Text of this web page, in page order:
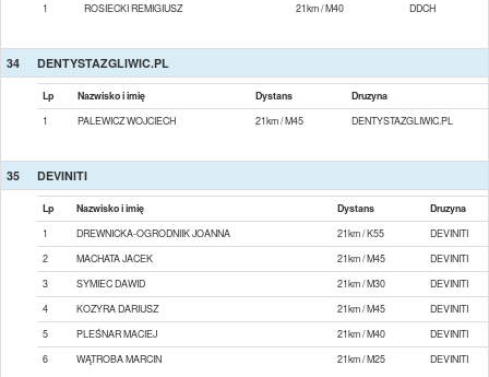
1
ROSIECKI REMIGIUSZ 21km / M40 DDCH
34 DENTYSTAZGLIWIC.PL
Lp Nazwisko i imię Dystans
Druzyna
1
PALEWICZ WOJCIECH 21km / M45 DENTYSTAZGLIWIC.PL
35 DEVINITI
Lp Nazwisko i imię Dystans
Druzyna
1
DREWNICKA-OGRODNIIK JOANNA 21km / K55
DEVINITI
2
MACHATA JACEK 21km / M45
DEVINITI
3
SYMIEC DAWID 21km / M30
DEVINITI
4
KOZYRA DARIUSZ 21km / M45
DEVINITI
5
PLEŚNAR MACIEJ 21km / M40
DEVINITI
6
WĄTROBA MARCIN 21km / M25 DEVINITI